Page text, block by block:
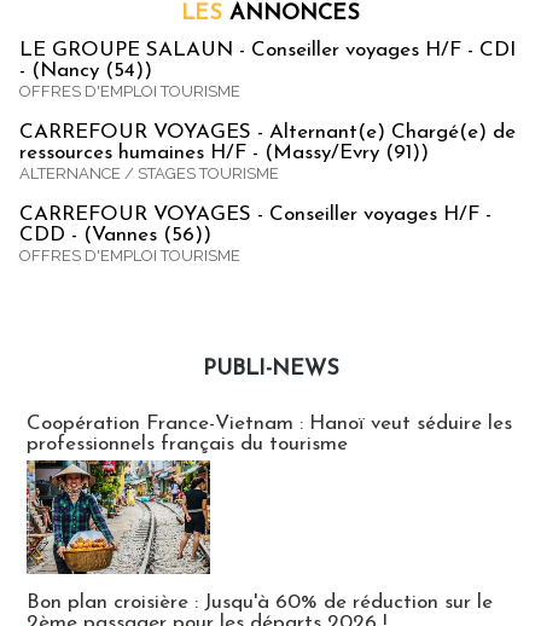
LES ANNONCES
LE GROUPE SALAUN - Conseiller voyages H/F - CDI
- (Nancy (54))
OFFRES D'EMPLOI TOURISME
CARREFOUR VOYAGES - Alternant(e) Chargé(e) de
ressources humaines H/F - (Massy/Evry (91))
ALTERNANCE / STAGES TOURISME
CARREFOUR VOYAGES - Conseiller voyages H/F -
CDD - (Vannes (56))
OFFRES D'EMPLOI TOURISME
PUBLI-NEWS
Coopération France-Vietnam : Hanoï veut séduire les
professionnels français du tourisme
Bon plan croisière : Jusqu'à 60% de réduction sur le